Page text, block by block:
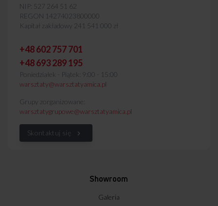
NIP: 527 264 51 62
REGON 14274023800000
Kapitał zakładowy 241 541 000 zł
+48 602 757 701
+48 693 289 195
Poniedziałek - Piątek: 9:00 - 15:00
warsztaty@warsztatyamica.pl
Grupy zorganizowane:
warsztatygrupowe@warsztatyamica.pl
Skontaktuj się
Showroom
Galeria